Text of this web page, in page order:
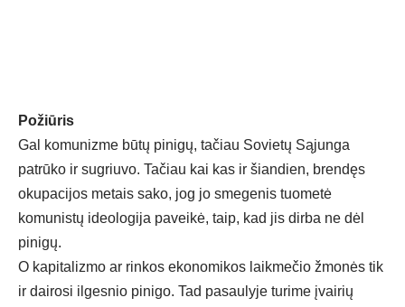
Požiūris
Gal komunizme būtų pinigų, tačiau Sovietų Sąjunga
patrūko ir sugriuvo. Tačiau kai kas ir šiandien, brendęs
okupacijos metais sako, jog jo smegenis tuometė
komunistų ideologija paveikė, taip, kad jis dirba ne dėl
pinigų.
O kapitalizmo ar rinkos ekonomikos laikmečio žmonės tik
ir dairosi ilgesnio pinigo. Tad pasaulyje turime įvairių